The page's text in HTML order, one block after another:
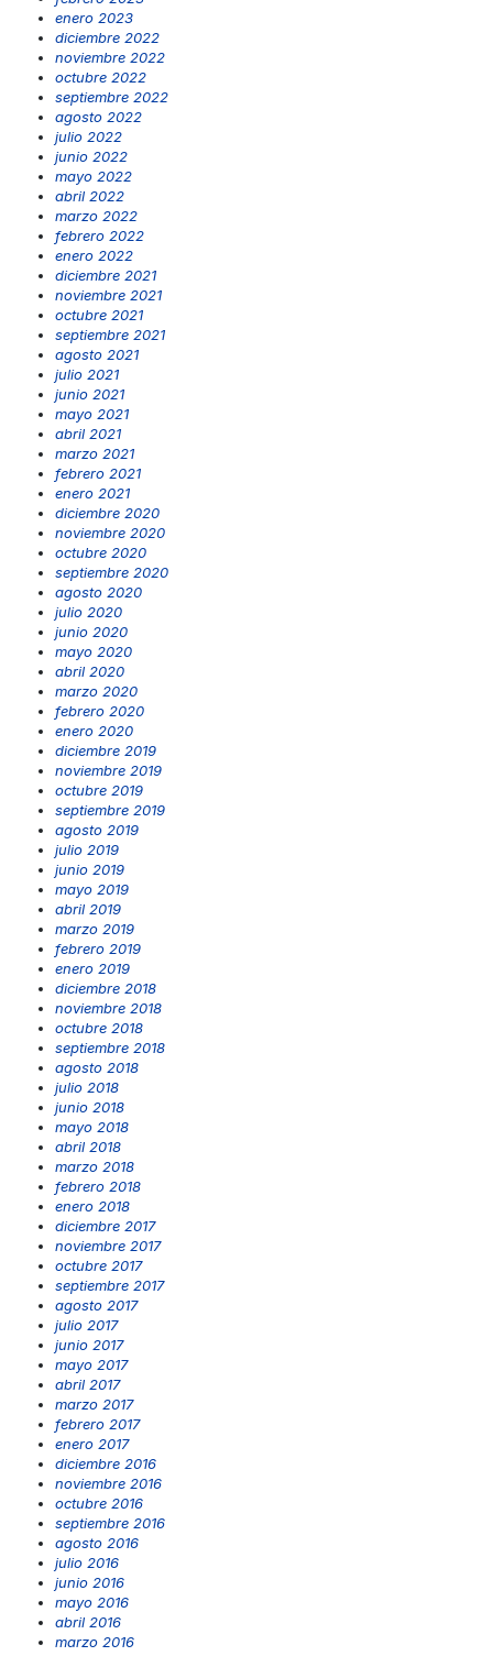
enero 2023
diciembre 2022
noviembre 2022
octubre 2022
septiembre 2022
agosto 2022
julio 2022
junio 2022
mayo 2022
abril 2022
marzo 2022
febrero 2022
enero 2022
diciembre 2021
noviembre 2021
octubre 2021
septiembre 2021
agosto 2021
julio 2021
junio 2021
mayo 2021
abril 2021
marzo 2021
febrero 2021
enero 2021
diciembre 2020
noviembre 2020
octubre 2020
septiembre 2020
agosto 2020
julio 2020
junio 2020
mayo 2020
abril 2020
marzo 2020
febrero 2020
enero 2020
diciembre 2019
noviembre 2019
octubre 2019
septiembre 2019
agosto 2019
julio 2019
junio 2019
mayo 2019
abril 2019
marzo 2019
febrero 2019
enero 2019
diciembre 2018
noviembre 2018
octubre 2018
septiembre 2018
agosto 2018
julio 2018
junio 2018
mayo 2018
abril 2018
marzo 2018
febrero 2018
enero 2018
diciembre 2017
noviembre 2017
octubre 2017
septiembre 2017
agosto 2017
julio 2017
junio 2017
mayo 2017
abril 2017
marzo 2017
febrero 2017
enero 2017
diciembre 2016
noviembre 2016
octubre 2016
septiembre 2016
agosto 2016
julio 2016
junio 2016
mayo 2016
abril 2016
marzo 2016